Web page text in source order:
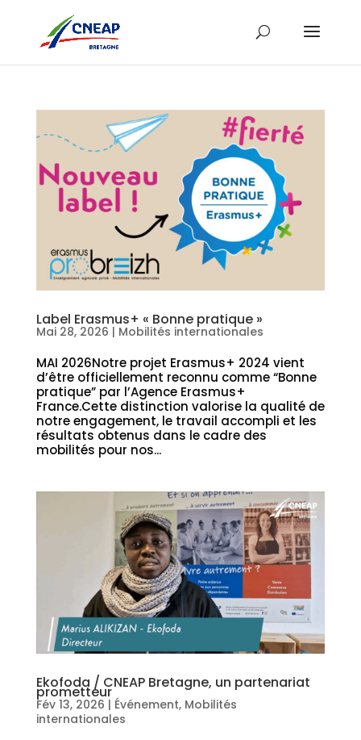
Label Erasmus+ « Bonne pratique »
Mai 28, 2026 | Mobilités internationales
MAI 2026Notre projet Erasmus+ 2024 vient
d’être officiellement reconnu comme “Bonne
pratique” par l’Agence Erasmus+
France.Cette distinction valorise la qualité de
notre engagement, le travail accompli et les
résultats obtenus dans le cadre des
mobilités pour nos...
Ekofoda / CNEAP Bretagne, un partenariat
prometteur
Fév 13, 2026 | Événement, Mobilités
internationales